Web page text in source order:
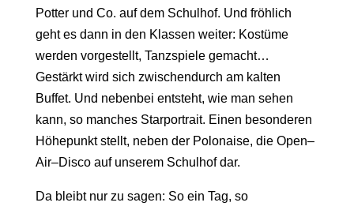
Potter und Co. auf dem Schulhof. Und fröhlich
geht es dann in den Klassen weiter: Kostüme
werden vorgestellt, Tanzspiele gemacht…
Gestärkt wird sich zwischendurch am kalten
Buffet. Und nebenbei entsteht, wie man sehen
kann, so manches Starportrait. Einen besonderen
Höhepunkt stellt, neben der Polonaise, die Open–
Air–Disco auf unserem Schulhof dar.
Da bleibt nur zu sagen: So ein Tag, so